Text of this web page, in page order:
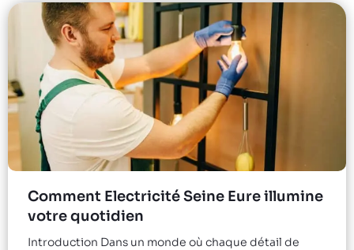
Comment Electricité Seine Eure illumine
votre quotidien
Introduction Dans un monde où chaque détail de